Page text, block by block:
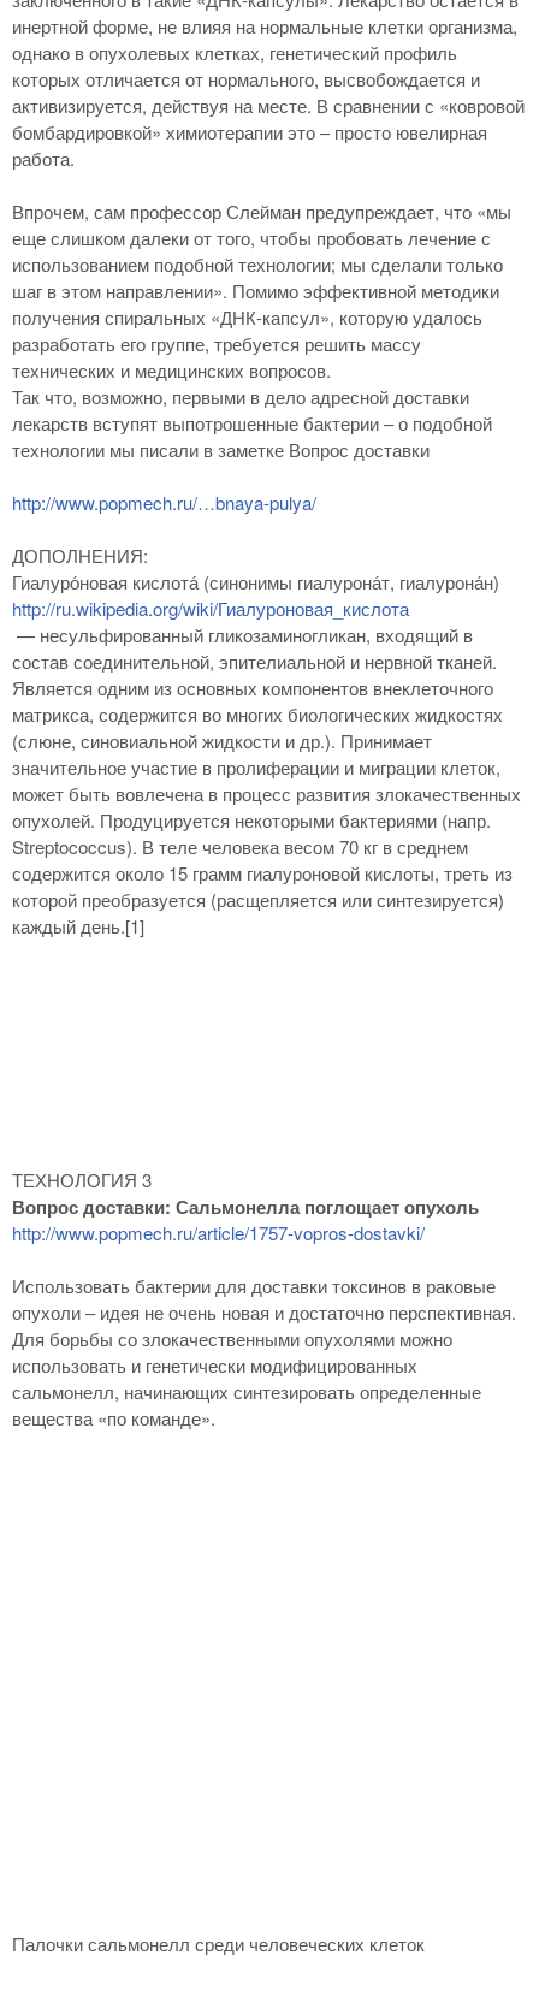
инертной форме, не влияя на нормальные клетки организма,
однако в опухолевых клетках, генетический профиль
которых отличается от нормального, высвобождается и
активизируется, действуя на месте. В сравнении с «ковровой
бомбардировкой» химиотерапии это – просто ювелирная
работа.
Впрочем, сам профессор Слейман предупреждает, что «мы
еще слишком далеки от того, чтобы пробовать лечение с
использованием подобной технологии; мы сделали только
шаг в этом направлении». Помимо эффективной методики
получения спиральных «ДНК-капсул», которую удалось
разработать его группе, требуется решить массу
технических и медицинских вопросов.
Так что, возможно, первыми в дело адресной доставки
лекарств вступят выпотрошенные бактерии – о подобной
технологии мы писали в заметке Вопрос доставки
http://www.popmech.ru/…bnaya-pulya/
ДОПОЛНЕНИЯ:
Гиалуро́новая кислота́ (синонимы гиалурона́т, гиалурона́н)
http://ru.wikipedia.org/wiki/Гиалуроновая_кислота
— несульфированный гликозаминогликан, входящий в
состав соединительной, эпителиальной и нервной тканей.
Является одним из основных компонентов внеклеточного
матрикса, содержится во многих биологических жидкостях
(слюне, синовиальной жидкости и др.). Принимает
значительное участие в пролиферации и миграции клеток,
может быть вовлечена в процесс развития злокачественных
опухолей. Продуцируется некоторыми бактериями (напр.
Streptococcus). В теле человека весом 70 кг в среднем
содержится около 15 грамм гиалуроновой кислоты, треть из
которой преобразуется (расщепляется или синтезируется)
каждый день.[1]
ТЕХНОЛОГИЯ 3
Вопрос доставки: Сальмонелла поглощает опухоль
http://www.popmech.ru/article/1757-vopros-dostavki/
Использовать бактерии для доставки токсинов в раковые
опухоли – идея не очень новая и достаточно перспективная.
Для борьбы со злокачественными опухолями можно
использовать и генетически модифицированных
сальмонелл, начинающих синтезировать определенные
вещества «по команде».
Палочки сальмонелл среди человеческих клеток